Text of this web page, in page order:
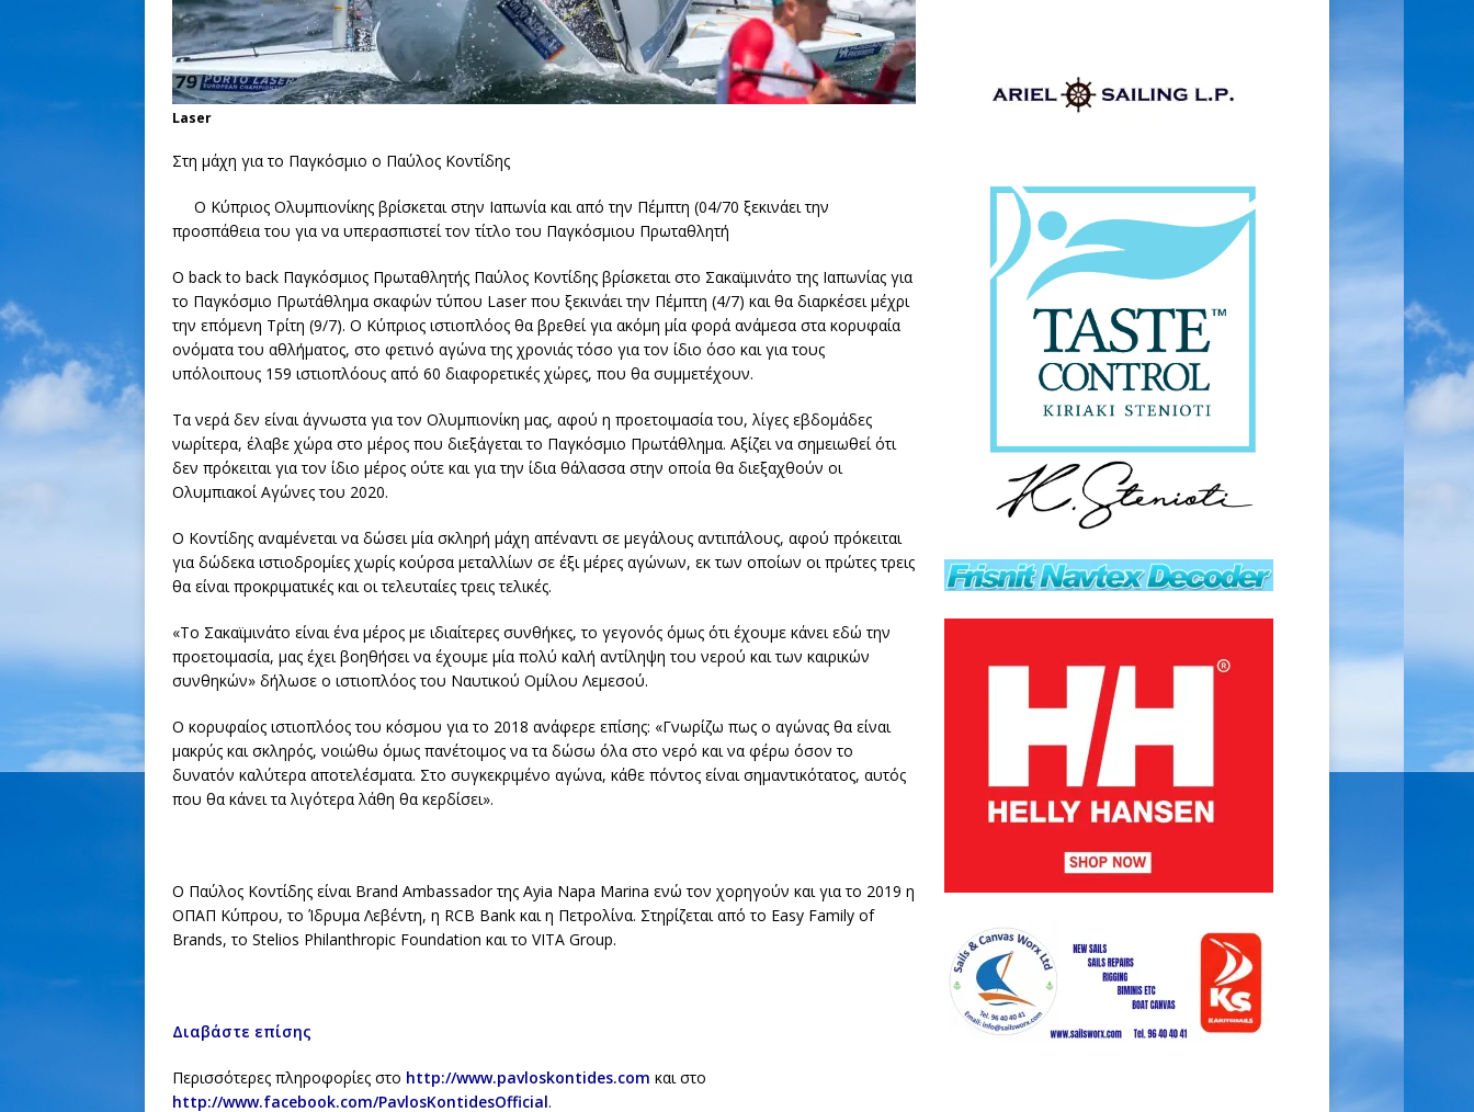
Laser
Στη μάχη για το Παγκόσμιο ο Παύλος Κοντίδης
Ο Κύπριος Ολυμπιονίκης βρίσκεται στην Ιαπωνία και από την Πέμπτη (04/70 ξεκινάει την
προσπάθεια του για να υπερασπιστεί τον τίτλο του Παγκόσμιου Πρωταθλητή
Ο back to back Παγκόσμιος Πρωταθλητής Παύλος Κοντίδης βρίσκεται στο Σακαϊμινάτο της Ιαπωνίας για
το Παγκόσμιο Πρωτάθλημα σκαφών τύπου Laser που ξεκινάει την Πέμπτη (4/7) και θα διαρκέσει μέχρι
την επόμενη Τρίτη (9/7). Ο Κύπριος ιστιοπλόος θα βρεθεί για ακόμη μία φορά ανάμεσα στα κορυφαία
ονόματα του αθλήματος, στο φετινό αγώνα της χρονιάς τόσο για τον ίδιο όσο και για τους
υπόλοιπους 159 ιστιοπλόους από 60 διαφορετικές χώρες, που θα συμμετέχουν.
Τα νερά δεν είναι άγνωστα για τον Ολυμπιονίκη μας, αφού η προετοιμασία του, λίγες εβδομάδες
νωρίτερα, έλαβε χώρα στο μέρος που διεξάγεται το Παγκόσμιο Πρωτάθλημα. Αξίζει να σημειωθεί ότι
δεν πρόκειται για τον ίδιο μέρος ούτε και για την ίδια θάλασσα στην οποία θα διεξαχθούν οι
Ολυμπιακοί Αγώνες του 2020.
Ο Κοντίδης αναμένεται να δώσει μία σκληρή μάχη απέναντι σε μεγάλους αντιπάλους, αφού πρόκειται
για δώδεκα ιστιοδρομίες χωρίς κούρσα μεταλλίων σε έξι μέρες αγώνων, εκ των οποίων οι πρώτες τρεις
θα είναι προκριματικές και οι τελευταίες τρεις τελικές.
«Το Σακαϊμινάτο είναι ένα μέρος με ιδιαίτερες συνθήκες, το γεγονός όμως ότι έχουμε κάνει εδώ την
προετοιμασία, μας έχει βοηθήσει να έχουμε μία πολύ καλή αντίληψη του νερού και των καιρικών
συνθηκών» δήλωσε ο ιστιοπλόος του Ναυτικού Ομίλου Λεμεσού.
Ο κορυφαίος ιστιοπλόος του κόσμου για το 2018 ανάφερε επίσης: «Γνωρίζω πως ο αγώνας θα είναι
μακρύς και σκληρός, νοιώθω όμως πανέτοιμος να τα δώσω όλα στο νερό και να φέρω όσον το
δυνατόν καλύτερα αποτελέσματα. Στο συγκεκριμένο αγώνα, κάθε πόντος είναι σημαντικότατος, αυτός
που θα κάνει τα λιγότερα λάθη θα κερδίσει».
Ο Παύλος Κοντίδης είναι Brand Ambassador της Ayia Napa Marina ενώ τον χορηγούν και για το 2019 η
ΟΠΑΠ Κύπρου, το Ίδρυμα Λεβέντη, η RCB Bank και η Πετρολίνα. Στηρίζεται από το Easy Family of
Brands, το Stelios Philanthropic Foundation και το VITA Group.
Διαβάστε επίσης
Περισσότερες πληροφορίες στο http://www.pavloskontides.com και στο
http://www.facebook.com/PavlosKontidesOfficial.